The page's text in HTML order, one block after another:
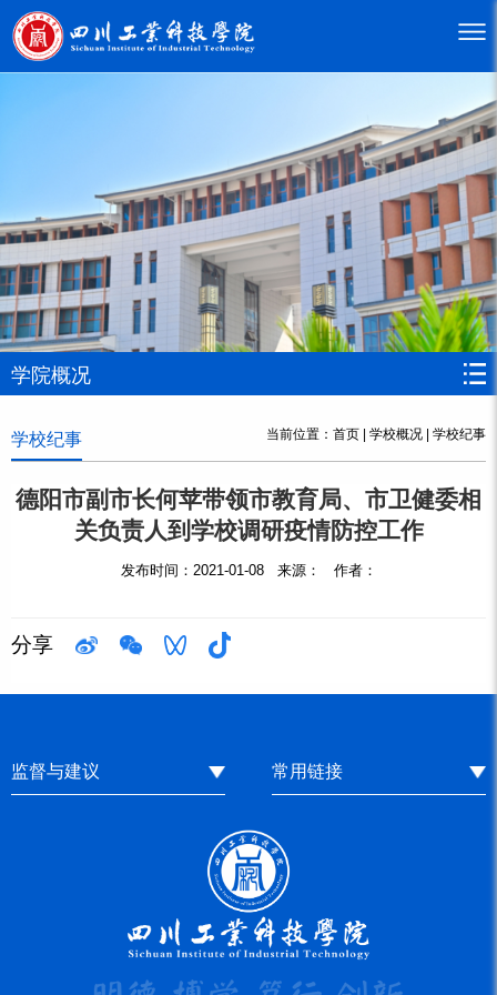
学院概况
学校纪事 当前位置： 首页 | 学校概况 | 学校纪事
德阳市副市长何苹带领市教育局、市卫健委相
关负责人到学校调研疫情防控工作
发布时间：2021-01-08 来源： 作者：
分享
监督与建议 常用链接